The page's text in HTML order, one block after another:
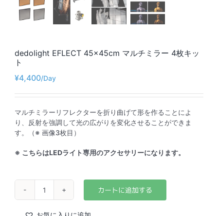
dedolight EFLECT 45×45cm マルチミラー 4枚キッ
ト
¥4,400
マルチミラーリフレクターを折り曲げて形を作ることによ
り、反射を強調して光の広がりを変化させることができま
す。（※ 画像3枚目）
※ こちらはLEDライト専用のアクセサリーになります。
dedolight